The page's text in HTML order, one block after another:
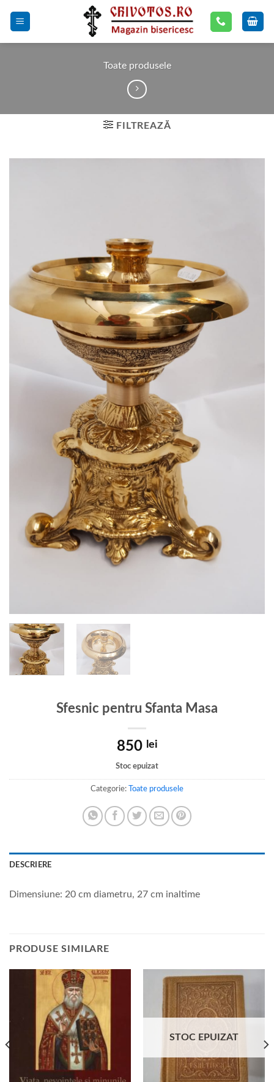
Toate produsele
FILTREAZĂ
Sfesnic pentru Sfanta Masa
850 lei
Stoc epuizat
Categorie: Toate produsele
DESCRIERE
Dimensiune: 20 cm diametru, 27 cm inaltime
PRODUSE SIMILARE
STOC EPUIZAT